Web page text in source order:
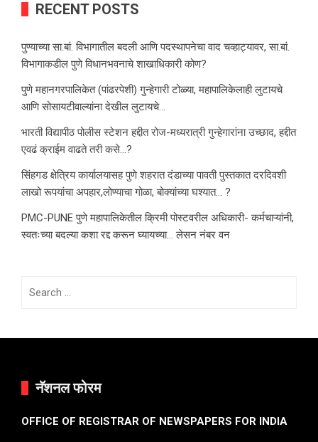
RECENT POSTS
पुण्याच्या सा.बां. विभागातील बदली आणि पदस्थापनेचा वाद चव्हाट्यावर, सा.बां.
विभागाकडील पुणे विधानभवनाचे शाखाधिकारी कोण?
पुणे महानगरपालिकेत (पांढरपेशी) गुन्हेगारी टोळ्या, महापालिकेलाही लुटायचे
आणि सोसायटीवाल्यांना देखील लुटायचे…
भारती विद्यापीठ पोलीस स्टेशन हद्दीत रोज-मध्यरात्री गुन्हेगारांना उच्छाद, हद्दीत
एवढं क्राईम वाढते तरी कसे…?
सिंहगड क्षेत्रिय कार्यालयासह पुणे शहरात दंडाच्या पावती पुस्तकात दरदिवशी
लाखो रूपयांचा अपहार,लोण्याचा गोळा, बोक्यांच्या घश्यात… ?
PMC-PUNE पुणे महापालिकेतील क्रिमी पोस्टवरील अधिकारी- कर्मचाऱ्यांनी,
स्वतःच्या बदल्या कशा रद्द करून घ्यायच्या… लेसन नंबर वन
नॅशनल फोरम
OFFICE OF REGISTRAR OF NEWSPAPERS FOR INDIA